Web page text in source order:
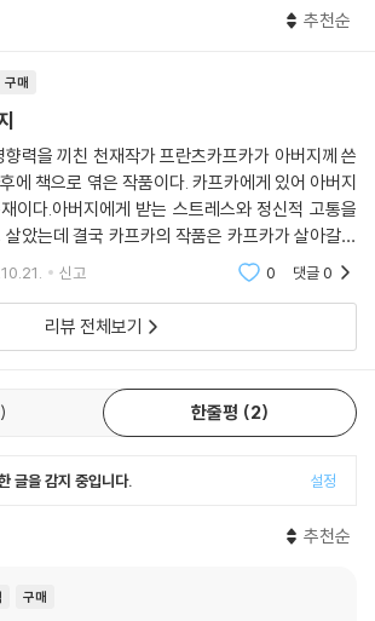
리에게 보내는 편지」 중에서
전적 문학작품인가
버지십니다. 아버지의 가슴에 기대어 푸념하지 못
놓았을 뿐입니다. 글쓰기는 아버지와의 작별을 의
방책이었습니다.”_본문 중에서
진술은 카프카의 작품세계에서 본질적인 역할을
주의, 작가의 실존, 직업, 성과 결혼 등의 문제)을
정이 된다. 그의 삶과 문학에 아버지가 지대한 영
들이 자전적 성찰의 성격을 지니고 있다는 점을 고
가 아닐까. 한편 편지를 쓴 의도 자체를 문학적 창
스 브로트는 1950년대 초에 이 책을 출간하며 사적
문학작품으로 분류했던 것으로 알려져 있다.
도도 단순하게 정의 내릴 수 없다. 이 편지에서 카프
“종결되지 않은 끔찍한 소송”이라고 직접적으로
위한 소송일까? 카프카 연구가 빌헬름 엠리히는
정했다. 그러나 막스 브로트는 ‘카프카와 아버지의
추천순
구매
력을 끼친 천재작가 프란츠카프카가 아버지께 쓴
에 책으로 엮은 작품이다. 카프카에게 있어 아버지
이다.아버지에게 받는 스트레스와 정신적 고통을
았는데 결국 카프카의 작품은 카프카가 살아갈수
이 되준 글쓰기의 결과물들이다.그리고 이러한 아
신고 0 댓글0
리뷰 전체보기
한줄평 2
글을 감지 중입니다. 설정
추천순
구매